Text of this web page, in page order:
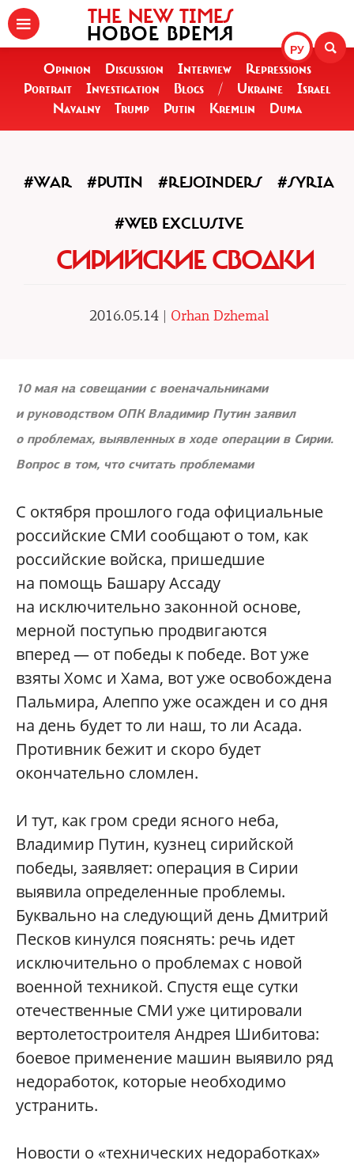
РУ
THE NEW TIMES
НОВОЕ ВРЕМЯ
Opinion Discussion Interview
Repressions
Portrait
Investigation Blogs / Ukraine
Israel
Navalny
Trump Putin Kremlin Duma
#WAR #PUTIN #REJOINDERS #SYRIA
#WEB EXCLUSIVE
СИРИЙСКИЕ СВОДКИ
2016.05.14 | Orhan Dzhemal
10 мая на совещании с военачальниками
и руководством ОПК Владимир Путин заявил
о проблемах, выявленных в ходе операции в Сирии.
Вопрос в том, что считать проблемами
С октября прошлого года официальные
российские СМИ сообщают о том, как
российские войска, пришедшие
на помощь Башару Ассаду
на исключительно законной основе,
мерной поступью продвигаются
вперед — от победы к победе. Вот уже
взяты Хомс и Хама, вот уже освобождена
Пальмира, Алеппо уже осажден и со дня
на день будет то ли наш, то ли Асада.
Противник бежит и скоро будет
окончательно сломлен.
И тут, как гром среди ясного неба,
Владимир Путин, кузнец сирийской
победы, заявляет: операция в Сирии
выявила определенные проблемы.
Буквально на следующий день Дмитрий
Песков кинулся пояснять: речь идет
исключительно о проблемах с новой
военной техникой. Спустя еще сутки
отечественные СМИ уже цитировали
вертолетостроителя Андрея Шибитова:
боевое применение машин выявило ряд
недоработок, которые необходимо
устранить.
Новости о «технических недоработках»